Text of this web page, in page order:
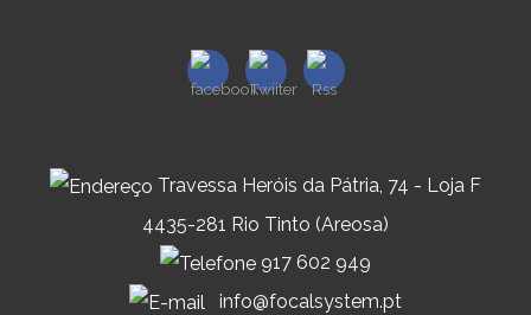
Travessa Heróis da Pátria, 74 - Loja F
4435-281 Rio Tinto (Areosa)
917 602 949
info@focalsystem.pt